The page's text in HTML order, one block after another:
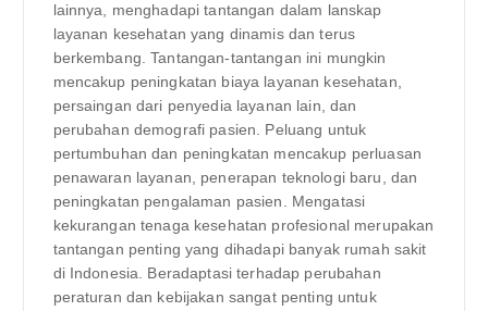
lainnya, menghadapi tantangan dalam lanskap
layanan kesehatan yang dinamis dan terus
berkembang. Tantangan-tantangan ini mungkin
mencakup peningkatan biaya layanan kesehatan,
persaingan dari penyedia layanan lain, dan
perubahan demografi pasien. Peluang untuk
pertumbuhan dan peningkatan mencakup perluasan
penawaran layanan, penerapan teknologi baru, dan
peningkatan pengalaman pasien. Mengatasi
kekurangan tenaga kesehatan profesional merupakan
tantangan penting yang dihadapi banyak rumah sakit
di Indonesia. Beradaptasi terhadap perubahan
peraturan dan kebijakan sangat penting untuk